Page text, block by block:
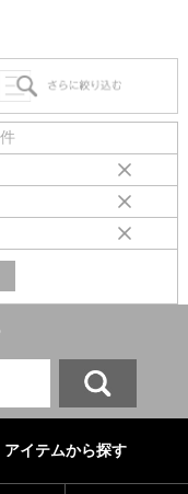
アイテムから探す